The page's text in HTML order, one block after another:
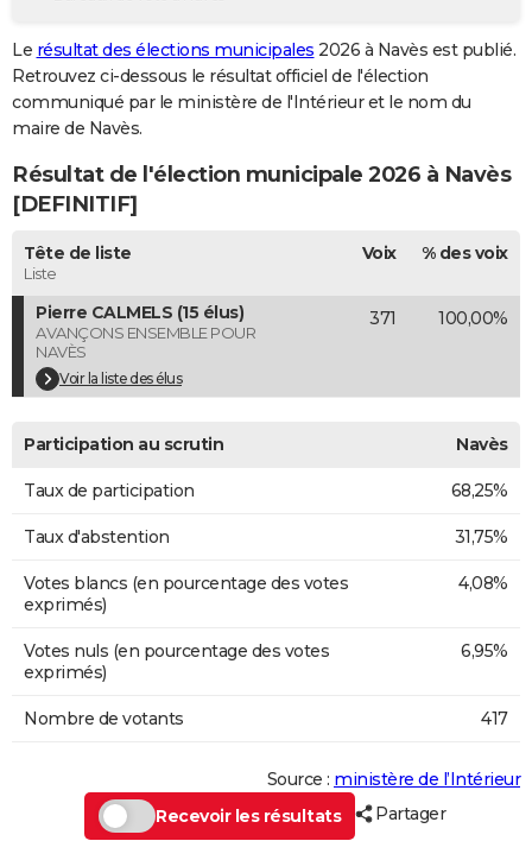
GUIDES D'ACHAT
BONS PLANS
CARTE DE VOEUX
Carte de Noël
Carte Bonne année
Carte Saint-Valentin
Carte Pâques
Carte d'anniversaire
DICTIONNAIRE
Dictionnaire
Biographies
Citations
Expressions
Proverbes
PROGRAMME TV
COPAINS D'AVANT
S'inscrire
Se connecter
Lycées
Collèges
Primaires
Universités
Entreprises
Service militaire
Avis de recherche
AVIS DE DÉCÈS
Bricolage
Lifestyle
Culture
Sport
Auto
Television
Voyage
Cinema
Le résultat des élections municipales 2026 à Navès est publié.
Retrouvez ci-dessous le résultat officiel de l'élection
communiqué par le ministère de l'Intérieur et le nom du
maire de Navès.
Résultat de l'élection municipale 2026 à Navès
[DEFINITIF]
Tête de liste
Liste
Voix % des voix
Pierre CALMELS (15 élus)
AVANÇONS ENSEMBLE POUR
NAVÈS
Voir la liste des élus
371 100,00%
Participation au scrutin Navès
Taux de participation 68,25%
Taux d'abstention 31,75%
Votes blancs (en pourcentage des votes
exprimés)
4,08%
Votes nuls (en pourcentage des votes
exprimés)
6,95%
Nombre de votants 417
Source : ministère de l’Intérieur
Recevoir les résultats
Partager